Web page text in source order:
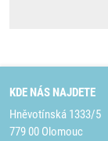
KDE NÁS NAJDETE
Hněvotínská 1333/5
779 00 Olomouc